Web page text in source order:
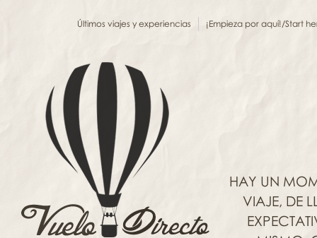
Últimos viajes y experiencias ¡Empieza por aquí!/Start
HAY UN
VIAJE, DE